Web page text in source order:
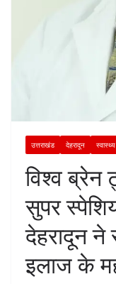
उत्तराखंड देहरादून स्वास्थ्य
विश्व ब्रेन
सुपर
देहरादून
इलाज के